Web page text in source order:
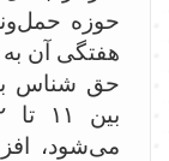
حوزه
هفتگی آن به ۸۰ پرواز افزایش یافته است.
حق شناس با
می‌شود،